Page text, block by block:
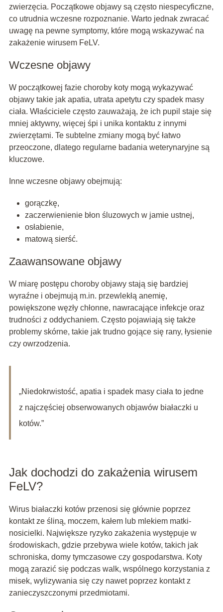
zwierzęcia. Początkowe objawy są często niespecyficzne,
co utrudnia wczesne rozpoznanie. Warto jednak zwracać
uwagę na pewne symptomy, które mogą wskazywać na
zakażenie wirusem FeLV.
Wczesne objawy
W początkowej fazie choroby koty mogą wykazywać
objawy takie jak apatia, utrata apetytu czy spadek masy
ciała. Właściciele często zauważają, że ich pupil staje się
mniej aktywny, więcej śpi i unika kontaktu z innymi
zwierzętami. Te subtelne zmiany mogą być łatwo
przeoczone, dlatego regularne badania weterynaryjne są
kluczowe.
Inne wczesne objawy obejmują:
gorączkę,
zaczerwienienie błon śluzowych w jamie ustnej,
osłabienie,
matową sierść.
Zaawansowane objawy
W miarę postępu choroby objawy stają się bardziej
wyraźne i obejmują m.in. przewlekłą anemię,
powiększone węzły chłonne, nawracające infekcje oraz
trudności z oddychaniem. Często pojawiają się także
problemy skórne, takie jak trudno gojące się rany, łysienie
czy owrzodzenia.
„Niedokrwistość, apatia i spadek masy ciała to jedne
z najczęściej obserwowanych objawów białaczki u
kotów.”
Jak dochodzi do zakażenia wirusem
FeLV?
Wirus białaczki kotów przenosi się głównie poprzez
kontakt ze śliną, moczem, kałem lub mlekiem matki-
nosicielki. Największe ryzyko zakażenia występuje w
środowiskach, gdzie przebywa wiele kotów, takich jak
schroniska, domy tymczasowe czy gospodarstwa. Koty
mogą zarazić się podczas walk, wspólnego korzystania z
misek, wylizywania się czy nawet poprzez kontakt z
zanieczyszczonymi przedmiotami.